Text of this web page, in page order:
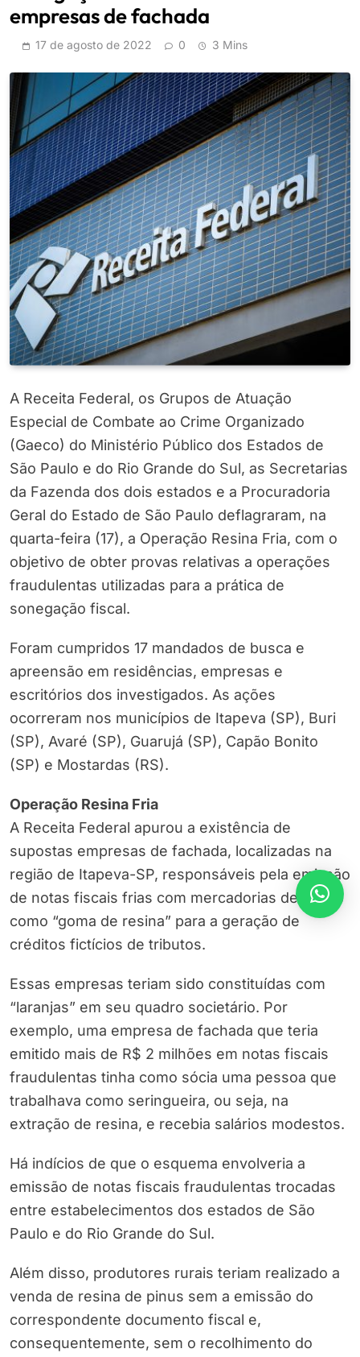
empresas de fachada
17 de agosto de 2022 0 3 Mins
A Receita Federal, os Grupos de Atuação
Especial de Combate ao Crime Organizado
(Gaeco) do Ministério Público dos Estados de
São Paulo e do Rio Grande do Sul, as Secretarias
da Fazenda dos dois estados e a Procuradoria
Geral do Estado de São Paulo deflagraram, na
quarta-feira (17), a Operação Resina Fria, com o
objetivo de obter provas relativas a operações
fraudulentas utilizadas para a prática de
sonegação fiscal.
Foram cumpridos 17 mandados de busca e
apreensão em residências, empresas e
escritórios dos investigados. As ações
ocorreram nos municípios de Itapeva (SP), Buri
(SP), Avaré (SP), Guarujá (SP), Capão Bonito
(SP) e Mostardas (RS).
Operação Resina Fria
A Receita Federal apurou a existência de
supostas empresas de fachada, localizadas na
região de Itapeva-SP, responsáveis pela emissão
de notas fiscais frias com mercadorias descritas
como “goma de resina” para a geração de
créditos fictícios de tributos.
Essas empresas teriam sido constituídas com
“laranjas” em seu quadro societário. Por
exemplo, uma empresa de fachada que teria
emitido mais de R$ 2 milhões em notas fiscais
fraudulentas tinha como sócia uma pessoa que
trabalhava como seringueira, ou seja, na
extração de resina, e recebia salários modestos.
Há indícios de que o esquema envolveria a
emissão de notas fiscais fraudulentas trocadas
entre estabelecimentos dos estados de São
Paulo e do Rio Grande do Sul.
Além disso, produtores rurais teriam realizado a
venda de resina de pinus sem a emissão do
correspondente documento fiscal e,
consequentemente, sem o recolhimento do